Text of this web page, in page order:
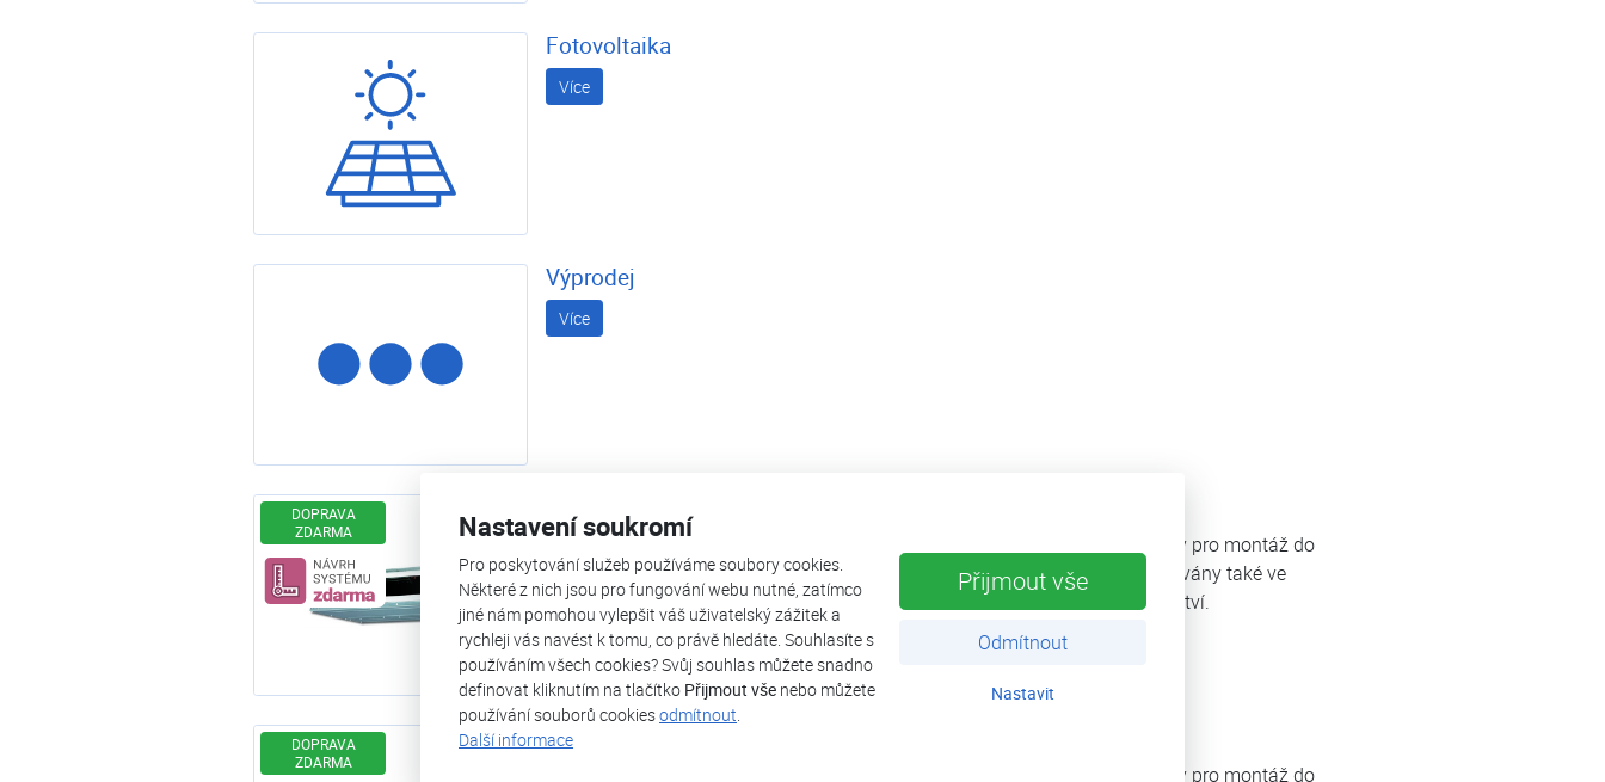
Nastavení soukromí
Pro poskytování služeb používáme soubory cookies.
Některé z nich jsou pro fungování webu nutné, zatímco
jiné nám pomohou vylepšit váš uživatelský zážitek a
rychleji vás navést k tomu, co právě hledáte. Souhlasíte s
používáním všech cookies? Svůj souhlas můžete snadno
definovat kliknutím na tlačítko Přijmout vše nebo můžete
používání souborů cookiesodmítnout.
Další informace
Přijmout vše
Odmítnout
Nastavit
Fotovoltaika
Více
Výprodej
Více
DOPRAVA
ZDARMA
Návrh systému zdarma
Štíhlé „slim“ mezistropní klimatizační jednotky s nízkým profilem jsou určeny pro montáž do
úzkých mezistropních prostor. Jednotky od 3,5 do 5,2 kW mohou být instalovány také ve
svislé poloze. Jednotky disponují rozšířenými možnostmi dalšího příslušenství.
Více
DOPRAVA
ZDARMA
Aircon FUJI ACF 18UiA - LL
Štíhlé „slim“ mezistropní klimatizační jednotky s nízkým profilem jsou určeny pro montáž do